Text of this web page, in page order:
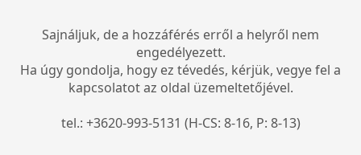
Sajnáljuk, de a hozzáférés erről a helyről nem
engedélyezett.
Ha úgy gondolja, hogy ez tévedés, kérjük, vegye fel a
kapcsolatot az oldal üzemeltetőjével.
tel.: +3620-993-5131 (H-CS: 8-16, P: 8-13)